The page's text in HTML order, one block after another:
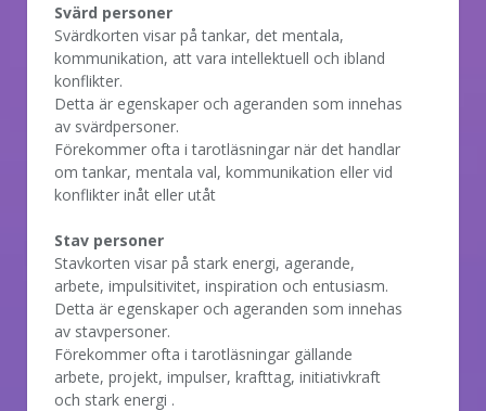
Svärd personer
Svärdkorten visar på tankar, det mentala,
kommunikation, att vara intellektuell och ibland
konflikter.
Detta är egenskaper och ageranden som innehas
av svärdpersoner.
Förekommer ofta i tarotläsningar när det handlar
om tankar, mentala val, kommunikation eller vid
konflikter inåt eller utåt
Stav personer
Stavkorten visar på stark energi, agerande,
arbete, impulsitivitet, inspiration och entusiasm.
Detta är egenskaper och ageranden som innehas
av stavpersoner.
Förekommer ofta i tarotläsningar gällande
arbete, projekt, impulser, krafttag, initiativkraft
och stark energi .